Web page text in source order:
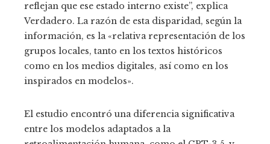
reflejan que ese estado interno existe”, explica
Verdadero. La razón de esta disparidad, según la
información, es la «relativa representación de los
grupos locales, tanto en los textos históricos
como en los medios digitales, así como en los
inspirados en modelos».
El estudio encontró una diferencia significativa
entre los modelos adaptados a la